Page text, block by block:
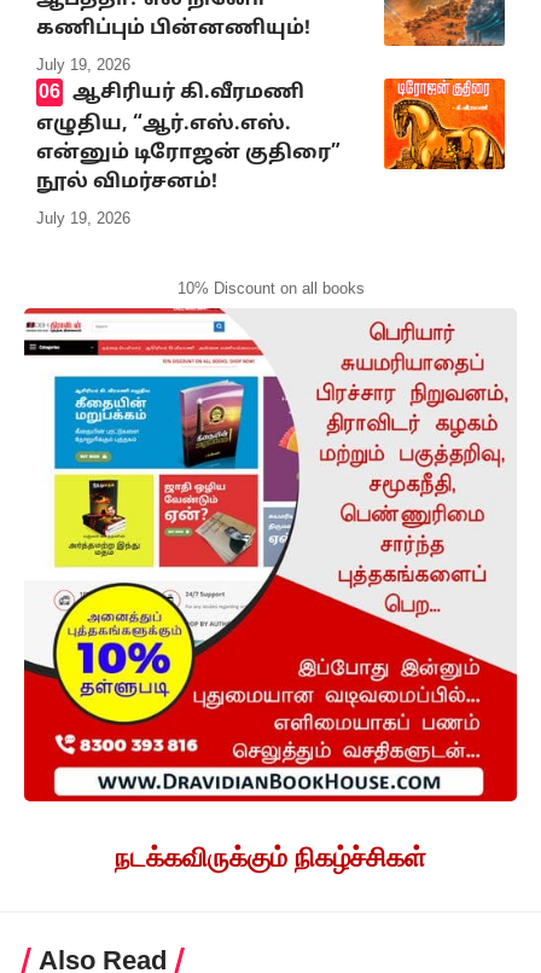
கணிப்பும் பின்னணியும்!
July 19, 2026
ஆசிரியர் கி.வீரமணி
எழுதிய, “ஆர்.எஸ்.எஸ்.
என்னும் டிரோஜன் குதிரை”
நூல் விமர்சனம்!
July 19, 2026
10% Discount on all books
நடக்கவிருக்கும் நிகழ்ச்சிகள்
Also Read